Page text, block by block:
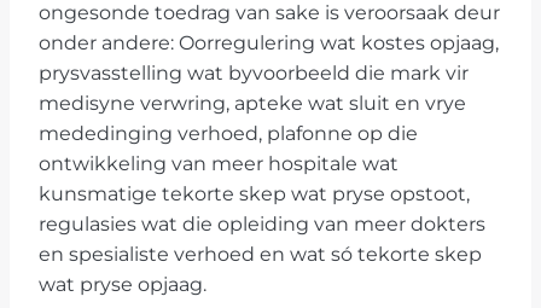
ongesonde toedrag van sake is veroorsaak deur
onder andere: Oorregulering wat kostes opjaag,
prysvasstelling wat byvoorbeeld die mark vir
medisyne verwring, apteke wat sluit en vrye
mededinging verhoed, plafonne op die
ontwikkeling van meer hospitale wat
kunsmatige tekorte skep wat pryse opstoot,
regulasies wat die opleiding van meer dokters
en spesialiste verhoed en wat só tekorte skep
wat pryse opjaag.